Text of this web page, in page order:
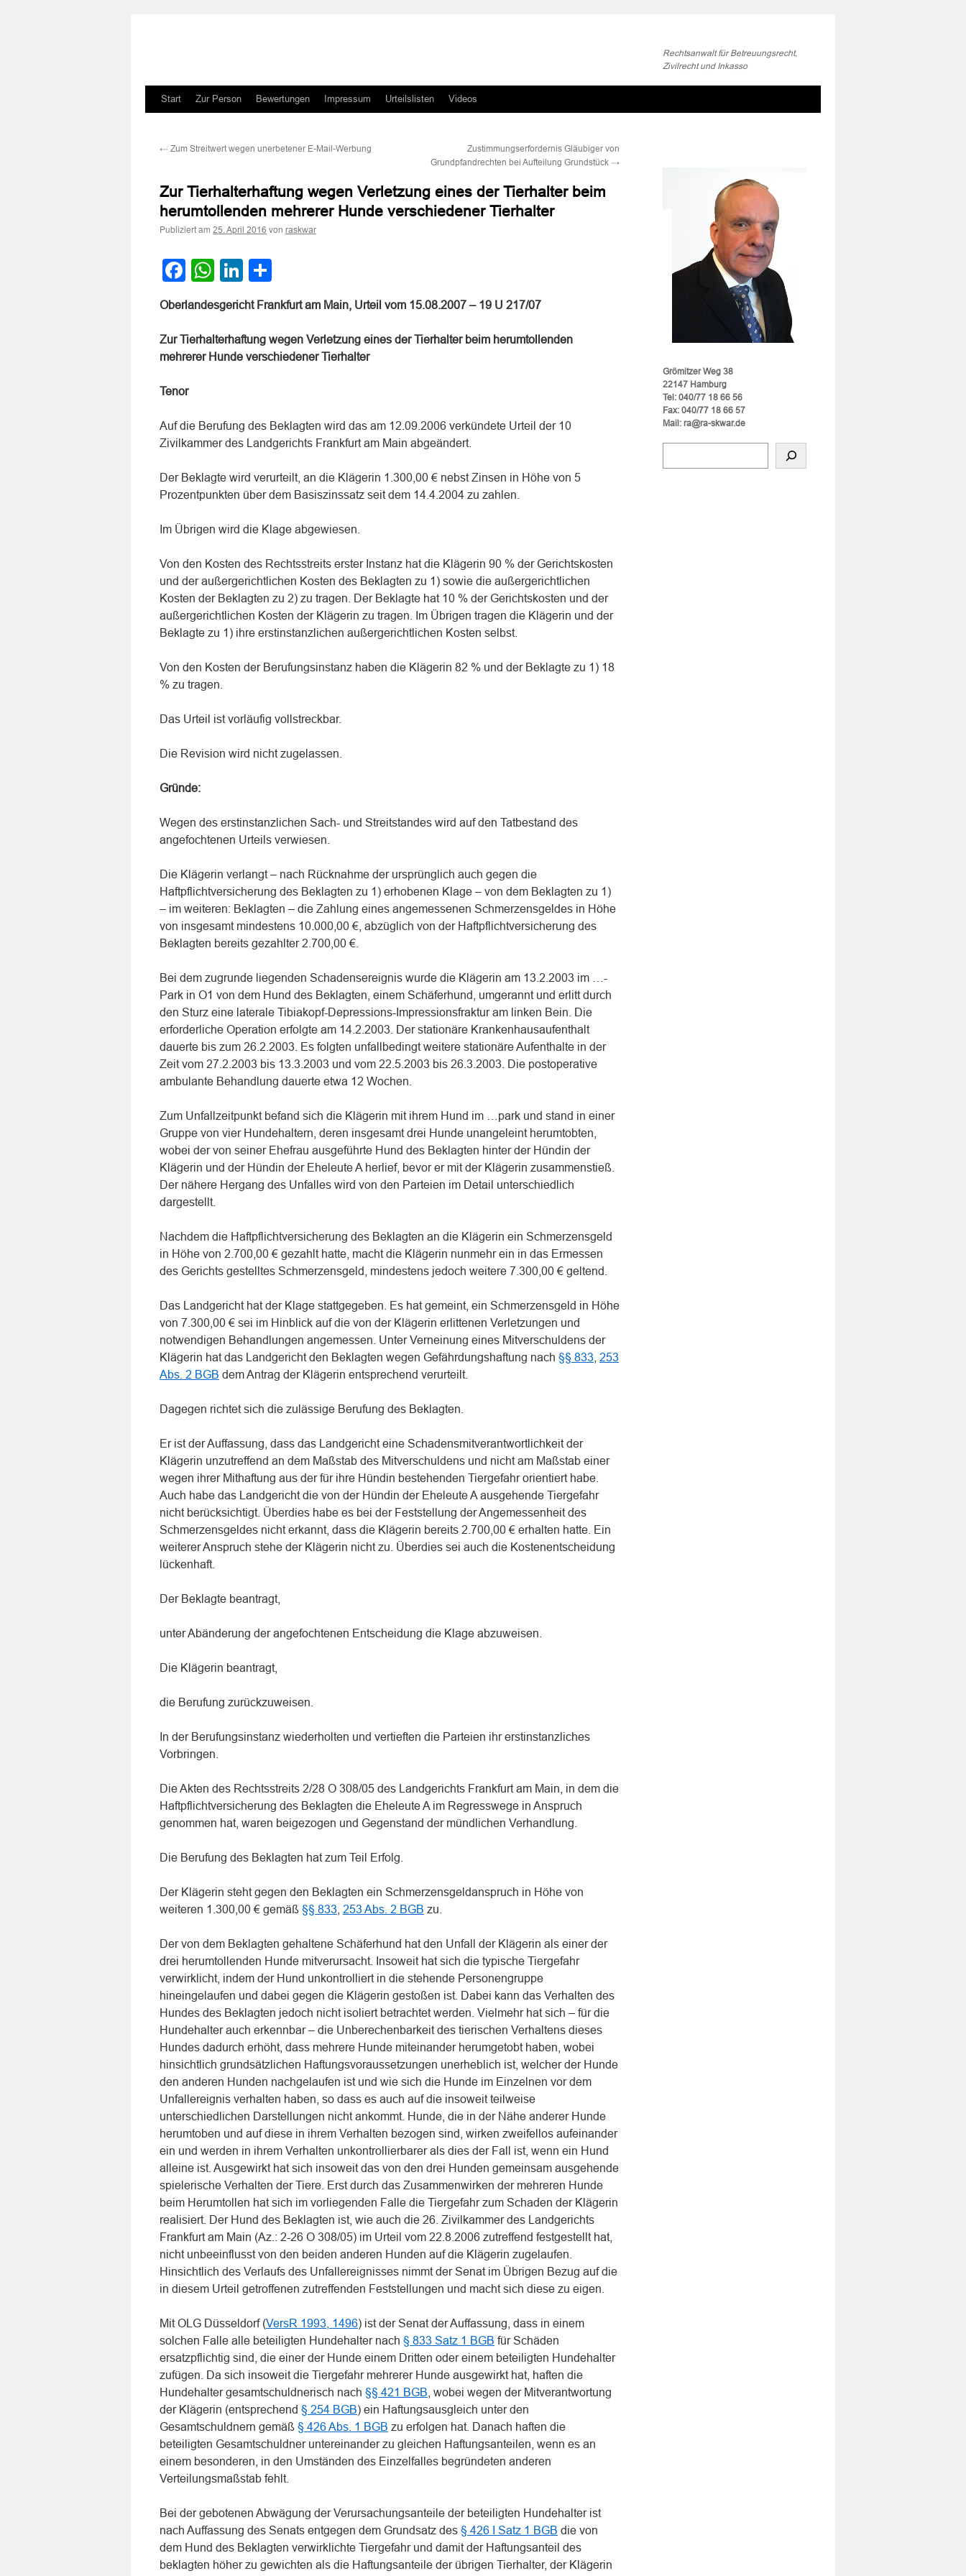
Rechtsanwalt für Betreuungsrecht,
Zivilrecht und Inkasso
Zum
springen
Start Zur Person Bewertungen Impressum Urteilslisten Videos
← Zum Streitwert wegen unerbetener E-Mail-Werbung
Zustimmungserfordernis Gläubiger von
Grundpfandrechten bei Aufteilung Grundstück →
Zur Tierhalterhaftung wegen Verletzung eines der Tierhalter beim
herumtollenden mehrerer Hunde verschiedener Tierhalter
Publiziert am 25. April 2016 von raskwar
Facebook
WhatsApp
LinkedIn
Oberlandesgericht Frankfurt am Main, Urteil vom 15.08.2007 – 19 U 217/07
Zur Tierhalterhaftung wegen Verletzung eines der Tierhalter beim herumtollenden
mehrerer Hunde verschiedener Tierhalter
Tenor
Auf die Berufung des Beklagten wird das am 12.09.2006 verkündete Urteil der 10
Zivilkammer des Landgerichts Frankfurt am Main abgeändert.
Der Beklagte wird verurteilt, an die Klägerin 1.300,00 € nebst Zinsen in Höhe von 5
Prozentpunkten über dem Basiszinssatz seit dem 14.4.2004 zu zahlen.
Im Übrigen wird die Klage abgewiesen.
Von den Kosten des Rechtsstreits erster Instanz hat die Klägerin 90 % der Gerichtskosten
und der außergerichtlichen Kosten des Beklagten zu 1) sowie die außergerichtlichen
Kosten der Beklagten zu 2) zu tragen. Der Beklagte hat 10 % der Gerichtskosten und der
außergerichtlichen Kosten der Klägerin zu tragen. Im Übrigen tragen die Klägerin und der
Beklagte zu 1) ihre erstinstanzlichen außergerichtlichen Kosten selbst.
Von den Kosten der Berufungsinstanz haben die Klägerin 82 % und der Beklagte zu 1) 18
% zu tragen.
Das Urteil ist vorläufig vollstreckbar.
Die Revision wird nicht zugelassen.
Gründe:
Wegen des erstinstanzlichen Sach- und Streitstandes wird auf den Tatbestand des
angefochtenen Urteils verwiesen.
Die Klägerin verlangt – nach Rücknahme der ursprünglich auch gegen die
Haftpflichtversicherung des Beklagten zu 1) erhobenen Klage – von dem Beklagten zu 1)
– im weiteren: Beklagten – die Zahlung eines angemessenen Schmerzensgeldes in Höhe
von insgesamt mindestens 10.000,00 €, abzüglich von der Haftpflichtversicherung des
Beklagten bereits gezahlter 2.700,00 €.
Bei dem zugrunde liegenden Schadensereignis wurde die Klägerin am 13.2.2003 im …-
Park in O1 von dem Hund des Beklagten, einem Schäferhund, umgerannt und erlitt durch
den Sturz eine laterale Tibiakopf-Depressions-Impressionsfraktur am linken Bein. Die
erforderliche Operation erfolgte am 14.2.2003. Der stationäre Krankenhausaufenthalt
dauerte bis zum 26.2.2003. Es folgten unfallbedingt weitere stationäre Aufenthalte in der
Zeit vom 27.2.2003 bis 13.3.2003 und vom 22.5.2003 bis 26.3.2003. Die postoperative
ambulante Behandlung dauerte etwa 12 Wochen.
Zum Unfallzeitpunkt befand sich die Klägerin mit ihrem Hund im …park und stand in einer
Gruppe von vier Hundehaltern, deren insgesamt drei Hunde unangeleint herumtobten,
wobei der von seiner Ehefrau ausgeführte Hund des Beklagten hinter der Hündin der
Klägerin und der Hündin der Eheleute A herlief, bevor er mit der Klägerin zusammenstieß.
Der nähere Hergang des Unfalles wird von den Parteien im Detail unterschiedlich
dargestellt.
Nachdem die Haftpflichtversicherung des Beklagten an die Klägerin ein Schmerzensgeld
in Höhe von 2.700,00 € gezahlt hatte, macht die Klägerin nunmehr ein in das Ermessen
des Gerichts gestelltes Schmerzensgeld, mindestens jedoch weitere 7.300,00 € geltend.
Das Landgericht hat der Klage stattgegeben. Es hat gemeint, ein Schmerzensgeld in Höhe
von 7.300,00 € sei im Hinblick auf die von der Klägerin erlittenen Verletzungen und
notwendigen Behandlungen angemessen. Unter Verneinung eines Mitverschuldens der
Klägerin hat das Landgericht den Beklagten wegen Gefährdungshaftung nach §§ 833 253
Abs. 2 BGB dem Antrag der Klägerin entsprechend verurteilt.
Dagegen richtet sich die zulässige Berufung des Beklagten.
Er ist der Auffassung, dass das Landgericht eine Schadensmitverantwortlichkeit der
Klägerin unzutreffend an dem Maßstab des Mitverschuldens und nicht am Maßstab einer
wegen ihrer Mithaftung aus der für ihre Hündin bestehenden Tiergefahr orientiert habe.
Auch habe das Landgericht die von der Hündin der Eheleute A ausgehende Tiergefahr
nicht berücksichtigt. Überdies habe es bei der Feststellung der Angemessenheit des
Schmerzensgeldes nicht erkannt, dass die Klägerin bereits 2.700,00 € erhalten hatte. Ein
weiterer Anspruch stehe der Klägerin nicht zu. Überdies sei auch die Kostenentscheidung
lückenhaft.
Der Beklagte beantragt,
unter Abänderung der angefochtenen Entscheidung die Klage abzuweisen.
Die Klägerin beantragt,
die Berufung zurückzuweisen.
In der Berufungsinstanz wiederholten und vertieften die Parteien ihr erstinstanzliches
Vorbringen.
Die Akten des Rechtsstreits 2/28 O 308/05 des Landgerichts Frankfurt am Main, in dem die
Haftpflichtversicherung des Beklagten die Eheleute A im Regresswege in Anspruch
genommen hat, waren beigezogen und Gegenstand der mündlichen Verhandlung.
Die Berufung des Beklagten hat zum Teil Erfolg.
Der Klägerin steht gegen den Beklagten ein Schmerzensgeldanspruch in Höhe von
weiteren 1.300,00 € gemäß §§ 833 253 Abs. 2 BGB zu.
Der von dem Beklagten gehaltene Schäferhund hat den Unfall der Klägerin als einer der
drei herumtollenden Hunde mitverursacht. Insoweit hat sich die typische Tiergefahr
verwirklicht, indem der Hund unkontrolliert in die stehende Personengruppe
hineingelaufen und dabei gegen die Klägerin gestoßen ist. Dabei kann das Verhalten des
Hundes des Beklagten jedoch nicht isoliert betrachtet werden. Vielmehr hat sich – für die
Hundehalter auch erkennbar – die Unberechenbarkeit des tierischen Verhaltens dieses
Hundes dadurch erhöht, dass mehrere Hunde miteinander herumgetobt haben, wobei
hinsichtlich grundsätzlichen Haftungsvoraussetzungen unerheblich ist, welcher der Hunde
den anderen Hunden nachgelaufen ist und wie sich die Hunde im Einzelnen vor dem
Unfallereignis verhalten haben, so dass es auch auf die insoweit teilweise
unterschiedlichen Darstellungen nicht ankommt. Hunde, die in der Nähe anderer Hunde
herumtoben und auf diese in ihrem Verhalten bezogen sind, wirken zweifellos aufeinander
ein und werden in ihrem Verhalten unkontrollierbarer als dies der Fall ist, wenn ein Hund
alleine ist. Ausgewirkt hat sich insoweit das von den drei Hunden gemeinsam ausgehende
spielerische Verhalten der Tiere. Erst durch das Zusammenwirken der mehreren Hunde
beim Herumtollen hat sich im vorliegenden Falle die Tiergefahr zum Schaden der Klägerin
realisiert. Der Hund des Beklagten ist, wie auch die 26. Zivilkammer des Landgerichts
Frankfurt am Main (Az.: 2-26 O 308/05) im Urteil vom 22.8.2006 zutreffend festgestellt hat,
nicht unbeeinflusst von den beiden anderen Hunden auf die Klägerin zugelaufen.
Hinsichtlich des Verlaufs des Unfallereignisses nimmt der Senat im Übrigen Bezug auf die
in diesem Urteil getroffenen zutreffenden Feststellungen und macht sich diese zu eigen.
Mit OLG Düsseldorf (VersR 1993, 1496) ist der Senat der Auffassung, dass in einem
solchen Falle alle beteiligten Hundehalter nach § 833 Satz 1 BGB für Schäden
ersatzpflichtig sind, die einer der Hunde einem Dritten oder einem beteiligten Hundehalter
zufügen. Da sich insoweit die Tiergefahr mehrerer Hunde ausgewirkt hat, haften die
Hundehalter gesamtschuldnerisch nach §§ 421 BGB , wobei wegen der Mitverantwortung
der Klägerin (entsprechend § 254 BGB) ein Haftungsausgleich unter den
Gesamtschuldnern gemäß § 426 Abs. 1 BGB zu erfolgen hat. Danach haften die
beteiligten Gesamtschuldner untereinander zu gleichen Haftungsanteilen, wenn es an
einem besonderen, in den Umständen des Einzelfalles begründeten anderen
Verteilungsmaßstab fehlt.
Bei der gebotenen Abwägung der Verursachungsanteile der beteiligten Hundehalter ist
nach Auffassung des Senats entgegen dem Grundsatz des § 426 I Satz 1 BGB die von
dem Hund des Beklagten verwirklichte Tiergefahr und damit der Haftungsanteil des
beklagten höher zu gewichten als die Haftungsanteile der übrigen Tierhalter, der Klägerin
Grömitzer Weg 38
22147 Hamburg
Tel: 040/77 18 66 56
Fax: 040/77 18 66 57
Mail: ra@ra-skwar.de